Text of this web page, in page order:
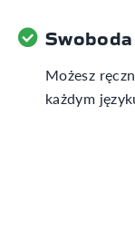
Możesz
każdym